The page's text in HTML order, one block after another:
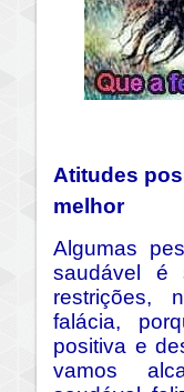
Atitudes
melhor
Algumas
saudável é
restrições,
falácia,
positiva e
vamos